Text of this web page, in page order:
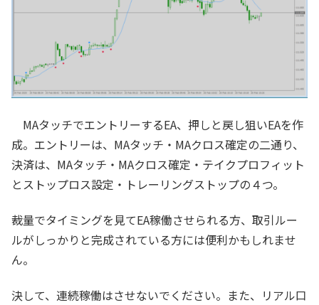
MAタッチでエントリーするEA、押しと戻し狙いEAを作
成。エントリーは、MAタッチ・MAクロス確定の二通り、
決済は、MAタッチ・MAクロス確定・テイクプロフィット
とストップロス設定・トレーリングストップの４つ。
裁量でタイミングを見てEA稼働させられる方、取引ルー
ルがしっかりと完成されている方には便利かもしれませ
ん。
決して、連続稼働はさせないでください。また、リアル口